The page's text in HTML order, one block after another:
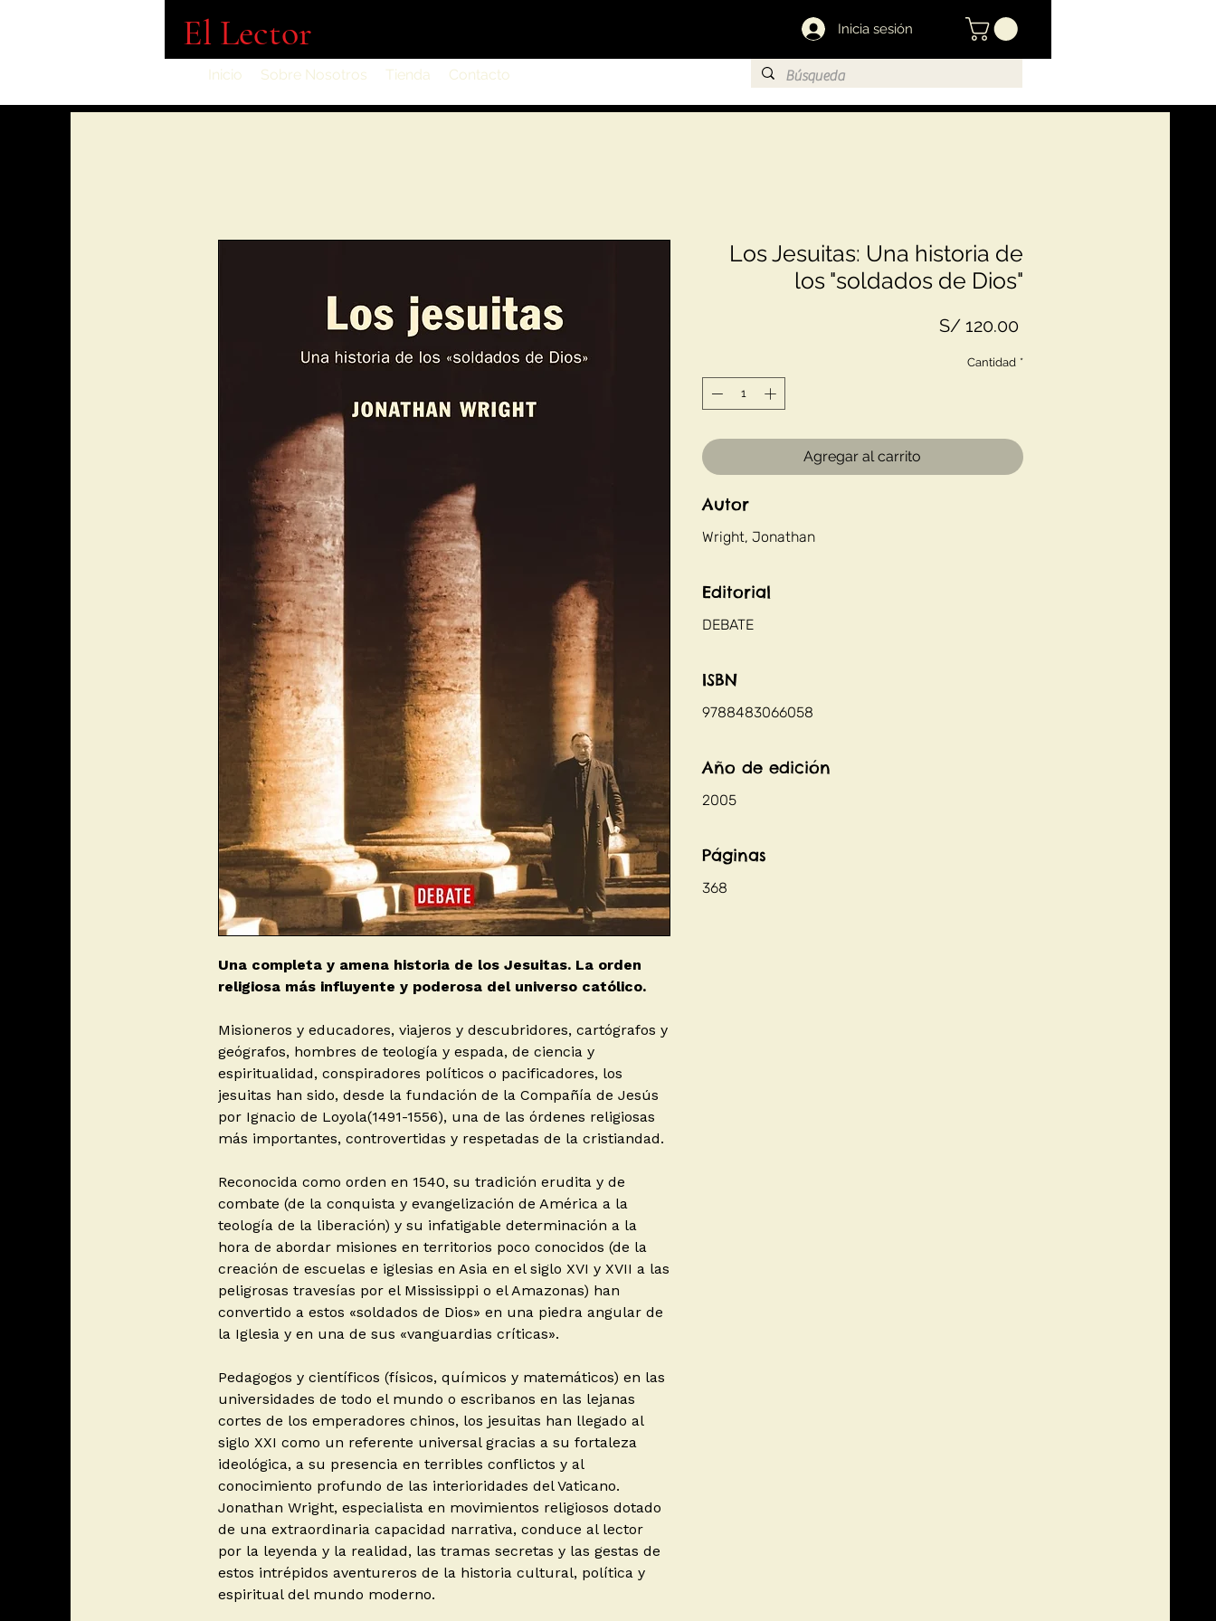
El Lector Inicia sesión
Inicio Sobre Nosotros Tienda Contacto
Una completa y amena historia de los Jesuitas. La orden
religiosa más influyente y poderosa del universo católico.
Misioneros y educadores, viajeros y descubridores, cartógrafos y
geógrafos, hombres de teología y espada, de ciencia y
espiritualidad, conspiradores políticos o pacificadores, los
jesuitas han sido, desde la fundación de la Compañía de Jesús
por Ignacio de Loyola(1491-1556), una de las órdenes religiosas
más importantes, controvertidas y respetadas de la cristiandad.
Reconocida como orden en 1540, su tradición erudita y de
combate (de la conquista y evangelización de América a la
teología de la liberación) y su infatigable determinación a la
hora de abordar misiones en territorios poco conocidos (de la
creación de escuelas e iglesias en Asia en el siglo XVI y XVII a las
peligrosas travesías por el Mississippi o el Amazonas) han
convertido a estos «soldados de Dios» en una piedra angular de
la Iglesia y en una de sus «vanguardias críticas».
Pedagogos y científicos (físicos, químicos y matemáticos) en las
universidades de todo el mundo o escribanos en las lejanas
cortes de los emperadores chinos, los jesuitas han llegado al
siglo XXI como un referente universal gracias a su fortaleza
ideológica, a su presencia en terribles conflictos y al
conocimiento profundo de las interioridades del Vaticano.
Jonathan Wright, especialista en movimientos religiosos dotado
de una extraordinaria capacidad narrativa, conduce al lector
por la leyenda y la realidad, las tramas secretas y las gestas de
estos intrépidos aventureros de la historia cultural, política y
espiritual del mundo moderno.
Los Jesuitas: Una historia de
los "soldados de Dios"
S/ 120.00Precio
Cantidad *
Agregar al carrito
Autor
Wright, Jonathan
Editorial
DEBATE
ISBN
9788483066058
Año de edición
2005
Páginas
368